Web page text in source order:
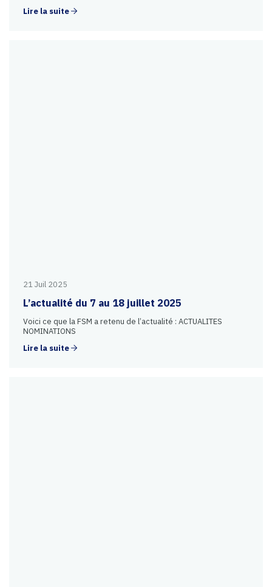
Lire la suite
21 Juil 2025
L’actualité du 7 au 18 juillet 2025
Voici ce que la FSM a retenu de l’actualité : ACTUALITES
NOMINATIONS
Lire la suite